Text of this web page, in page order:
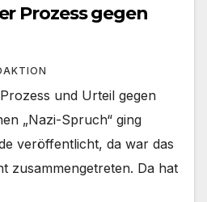
Prozess gegen
und Urteil gegen
„Nazi-Spruch“ ging
veröffentlicht, da war das
zusammengetreten. Da hat